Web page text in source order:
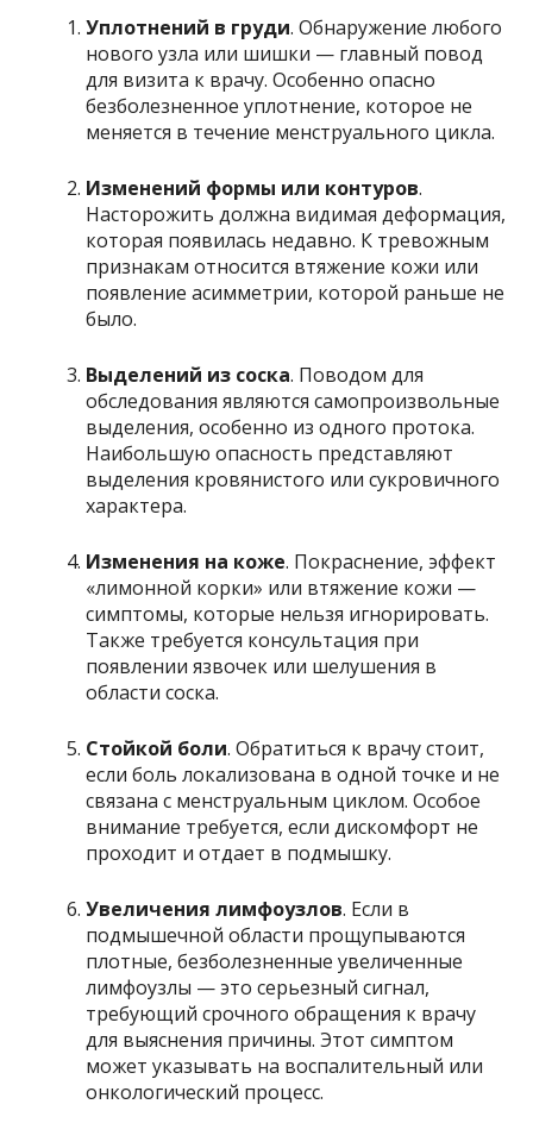
Уплотнений в груди. Обнаружение любого
нового узла или шишки — главный повод
для визита к врачу. Особенно опасно
безболезненное уплотнение, которое не
меняется в течение менструального цикла.
Изменений формы или контуров.
Насторожить должна видимая деформация,
которая появилась недавно. К тревожным
признакам относится втяжение кожи или
появление асимметрии, которой раньше не
было.
Выделений из соска. Поводом для
обследования являются самопроизвольные
выделения, особенно из одного протока.
Наибольшую опасность представляют
выделения кровянистого или сукровичного
характера.
Изменения на коже. Покраснение, эффект
«лимонной корки» или втяжение кожи —
симптомы, которые нельзя игнорировать.
Также требуется консультация при
появлении язвочек или шелушения в
области соска.
Стойкой боли. Обратиться к врачу стоит,
если боль локализована в одной точке и не
связана с менструальным циклом. Особое
внимание требуется, если дискомфорт не
проходит и отдает в подмышку.
Увеличения лимфоузлов. Если в
подмышечной области прощупываются
плотные, безболезненные увеличенные
лимфоузлы — это серьезный сигнал,
требующий срочного обращения к врачу
для выяснения причины. Этот симптом
может указывать на воспалительный или
онкологический процесс.